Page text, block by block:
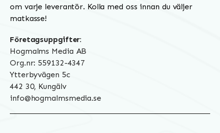
om varje leverantör. Kolla med oss innan du väljer
matkasse!
Företagsuppgifter:
Hogmalms Media AB
Org.nr: 559132-4347
Ytterbyvägen 5c
442 30, Kungälv
info@hogmalmsmedia.se